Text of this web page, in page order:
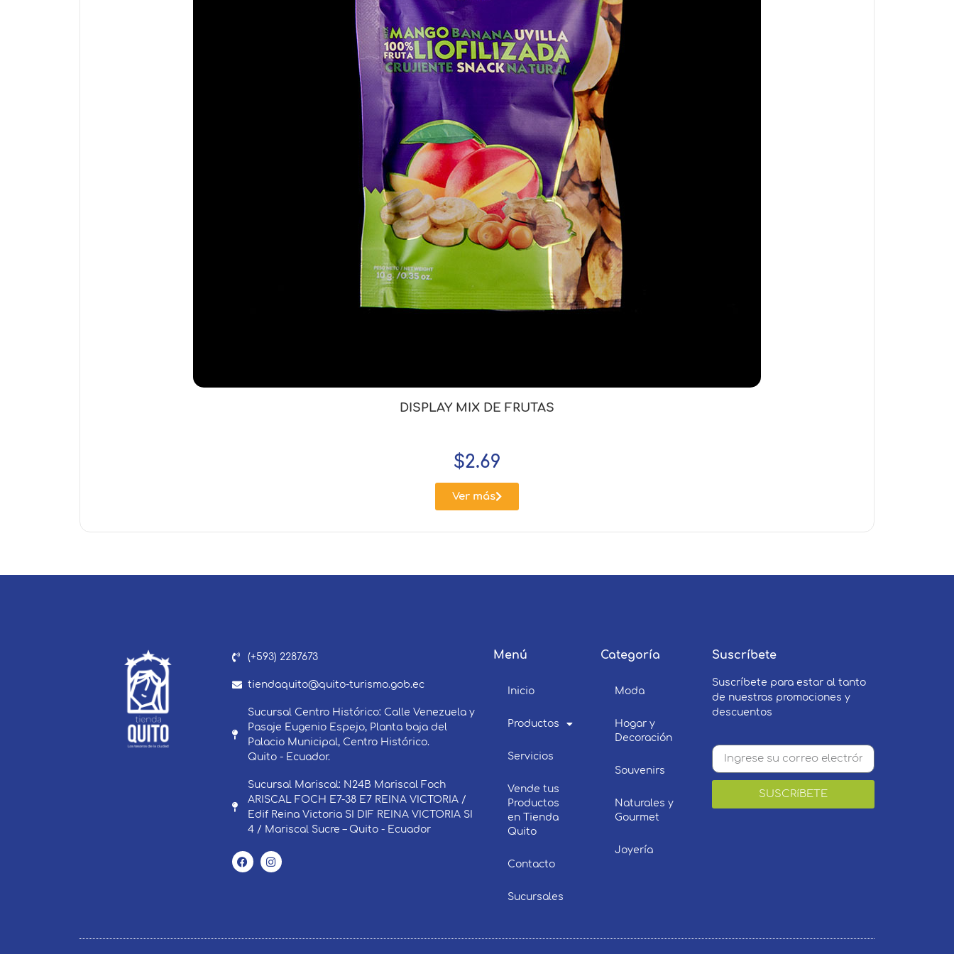
DISPLAY MIX DE FRUTAS
$2.69
Ver más
(+593) 2287673
tiendaquito@quito-turismo.gob.ec
Sucursal Centro Histórico: Calle Venezuela y
Pasaje Eugenio Espejo, Planta baja del
Palacio Municipal, Centro Histórico.
Quito - Ecuador.
Sucursal Mariscal: N24B Mariscal Foch
ARISCAL FOCH E7-38 E7 REINA VICTORIA /
Edif Reina Victoria SI DIF REINA VICTORIA SI
4 / Mariscal Sucre – Quito - Ecuador
Menú
Inicio
Productos
Servicios
Vende tus
Productos
en Tienda
Quito
Contacto
Sucursales
Categoría
Moda
Hogar y
Decoración
Souvenirs
Naturales y
Gourmet
Joyería
Suscríbete
Suscríbete para estar al tanto
de nuestras promociones y
descuentos
SUSCRíBETE